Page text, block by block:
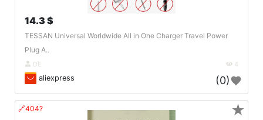
14.3 $
TESSAN Universal Worldwide All in One Charger Travel Power
Plug A..
DE 4
aliexpress (0)
🔗404? ★